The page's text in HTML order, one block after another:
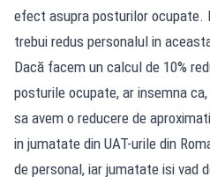
efect asupra posturilor ocupate.
trebui redus personalul in
Dacă facem un calcul de 10%
posturile ocupate, ar insemna
sa avem o reducere de
in jumatate din UAT-urile din
de personal, iar jumatate isi vad